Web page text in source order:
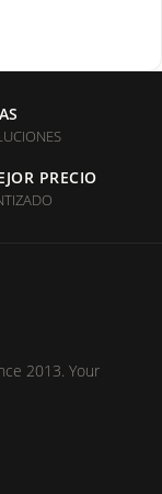
que sea
PRECIO
2013. Your